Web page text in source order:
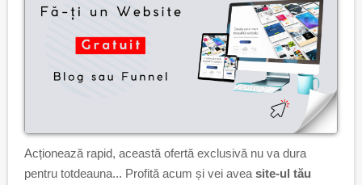
Acționează rapid, această ofertă exclusivă nu va dura
pentru totdeauna... Profită acum și vei avea site-ul tău